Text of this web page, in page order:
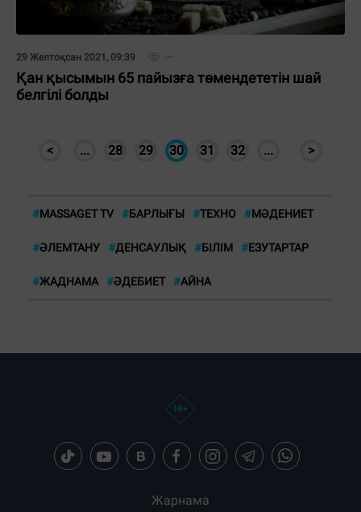
29 Желтоқсан 2021, 09:39
Қан қысымын 65 пайызға төмендететін шай
белгілі болды
< ... 28 29 30 31 32 ... >
#MASSAGET TV #БАРЛЫҒЫ #ТЕХНО #МӘДЕНИЕТ
#ӘЛЕМТАНУ #ДЕНСАУЛЫҚ #БІЛІМ #ЕЗУТАРТАР
#ЖАДНАМА #ӘДЕБИЕТ #АЙНА
Жарнама